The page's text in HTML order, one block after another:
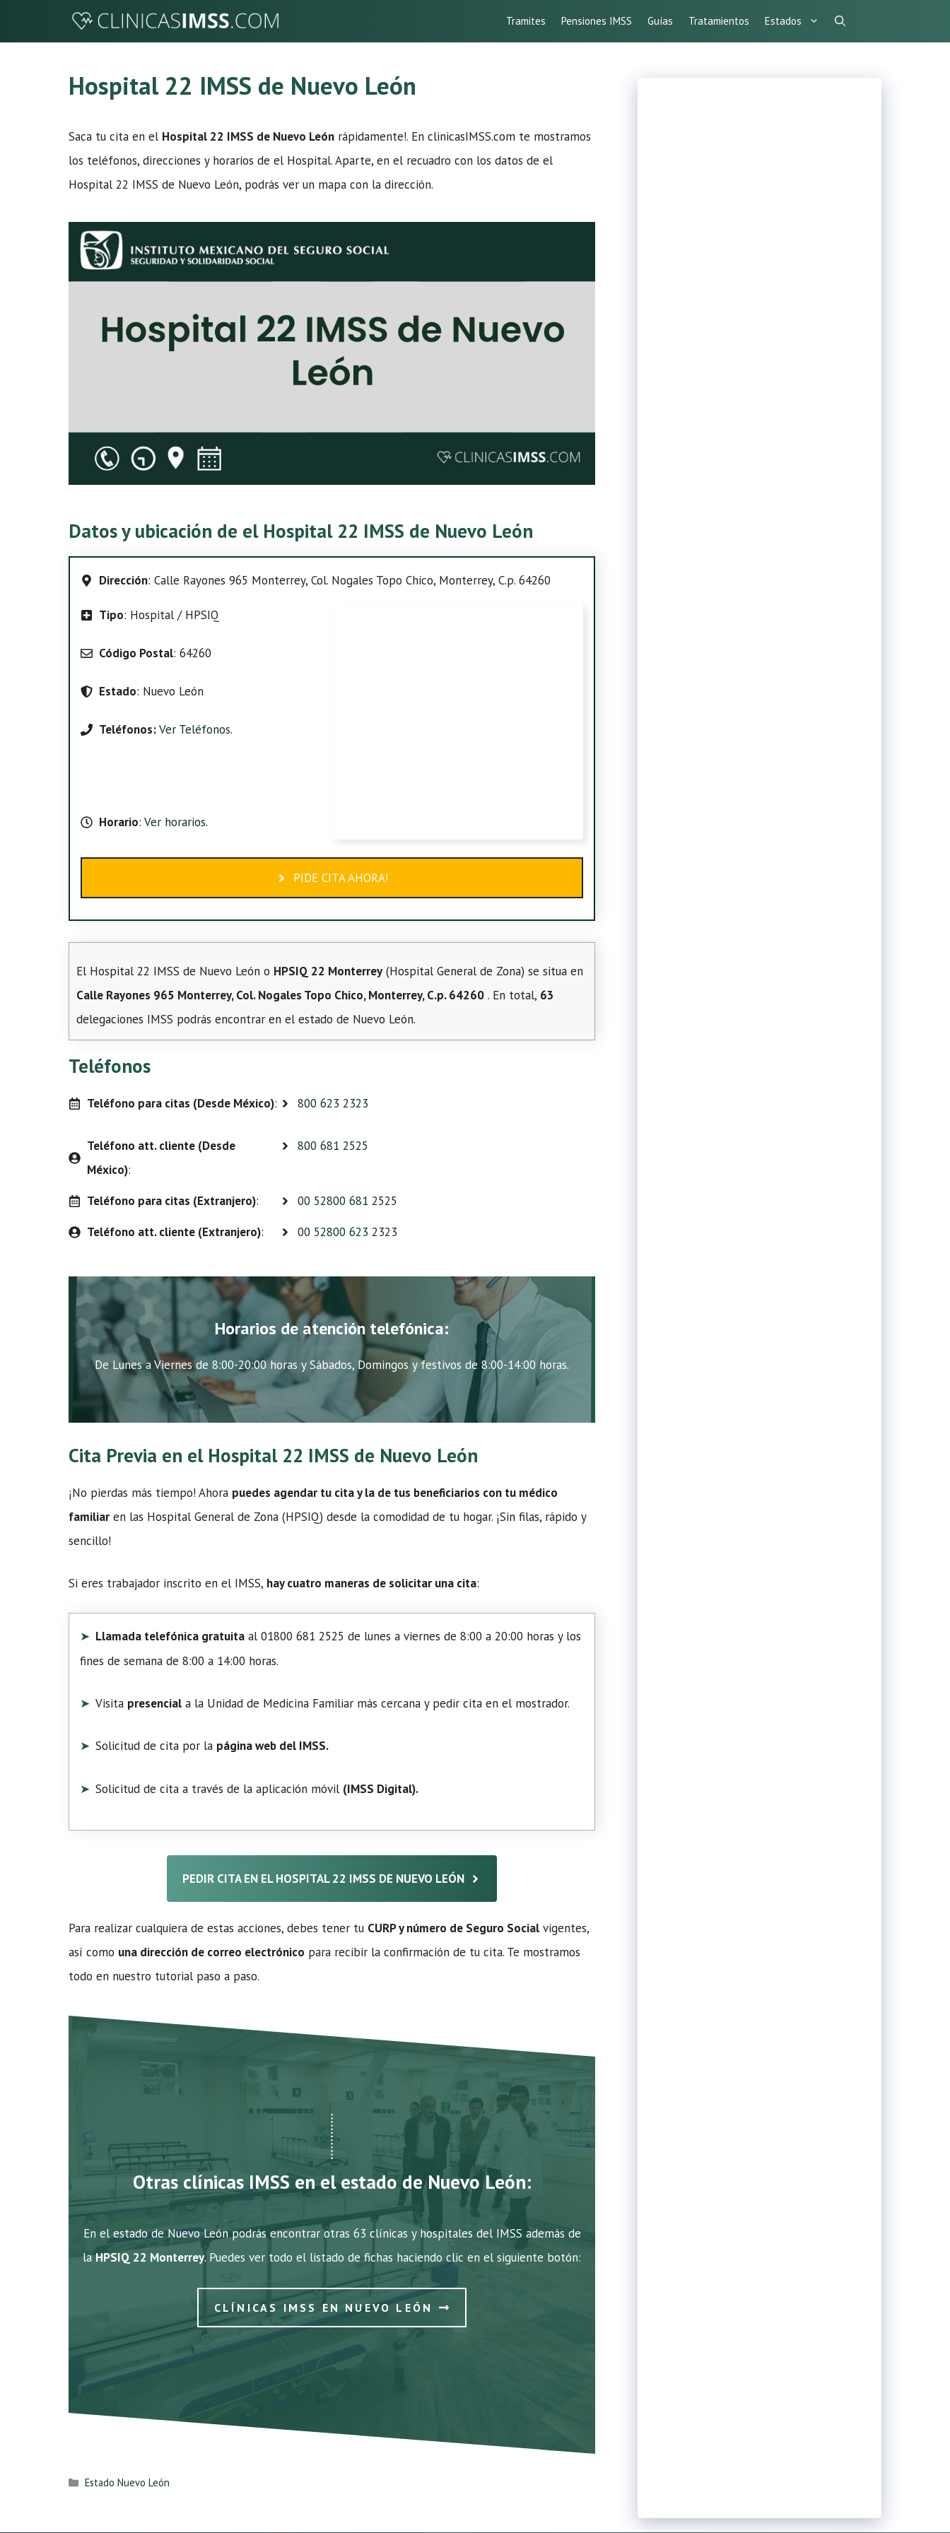
Tramites Pensiones IMSS Guías Tratamientos Estados
Hospital 22 IMSS de Nuevo León
Saca tu cita en el Hospital 22 IMSS de Nuevo León rápidamente!. En clinicasIMSS.com te mostramos
los teléfonos, direcciones y horarios de el Hospital. Aparte, en el recuadro con los datos de el
Hospital 22 IMSS de Nuevo León, podrás ver un mapa con la dirección.
Datos y ubicación de el Hospital 22 IMSS de Nuevo León
Dirección: Calle Rayones 965 Monterrey, Col. Nogales Topo Chico, Monterrey, C.p. 64260
Tipo: Hospital / HPSIQ
Código Postal: 64260
Estado: Nuevo León
Teléfonos:Ver Teléfonos.
Horario: Ver horarios.
PIDE CITA AHORA!
El Hospital 22 IMSS de Nuevo León o HPSIQ 22 Monterrey (Hospital General de Zona) se situa en
Calle Rayones 965 Monterrey, Col. Nogales Topo Chico, Monterrey, C.p. 64260 . En total, 63
delegaciones IMSS podrás encontrar en el estado de Nuevo León.
Teléfonos
Teléfono para citas (Desde México): 800 623 2323
Teléfono att. cliente (Desde
México):
800 681 2525
Teléfono para citas (Extranjero):
00 52800 681 2525
Teléfono att. cliente (Extranjero): 00 52800 623 2323
Horarios de atención telefónica:
De Lunes a Viernes de 8:00-20:00 horas y Sábados, Domingos y festivos de 8:00-14:00 horas.
Cita Previa en el Hospital 22 IMSS de Nuevo León
¡No pierdas más tiempo! Ahora puedes agendar tu cita y la de tus beneficiarios con tu médico
familiar en las Hospital General de Zona (HPSIQ) desde la comodidad de tu hogar. ¡Sin filas, rápido y
sencillo!
Si eres trabajador inscrito en el IMSS, hay cuatro maneras de solicitar una cita:
Llamada telefónica gratuita al 01800 681 2525 de lunes a viernes de 8:00 a 20:00 horas y los
fines de semana de 8:00 a 14:00 horas.
Visita presencial a la Unidad de Medicina Familiar más cercana y pedir cita en el mostrador.
Solicitud de cita por la página web del IMSS.
Solicitud de cita a través de la aplicación móvil (IMSS Digital).
PEDIR CITA EN EL HOSPITAL 22 IMSS DE NUEVO LEÓN
Para realizar cualquiera de estas acciones, debes tener tu CURP y número de Seguro Social vigentes,
así como una dirección de correo electrónico para recibir la confirmación de tu cita. Te mostramos
todo en nuestro tutorial paso a paso.
Otras clínicas IMSS en el estado de Nuevo León:
En el estado de Nuevo León podrás encontrar otras 63 clínicas y hospitales del IMSS además de
laHPSIQ 22 Monterrey. Puedes ver todo el listado de fichas haciendo clic en el siguiente botón:
CLÍNICAS IMSS EN NUEVO LEÓN
Categorías
Estado Nuevo León